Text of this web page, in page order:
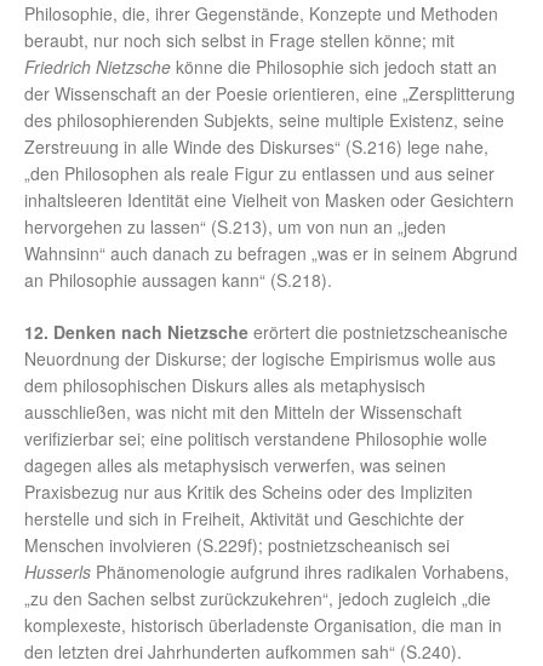
Philosophie, die, ihrer Gegenstände, Konzepte und Methoden
beraubt, nur noch sich selbst in Frage stellen könne; mit
Friedrich Nietzsche könne die Philosophie sich jedoch statt an
der Wissenschaft an der Poesie orientieren, eine „Zersplitterung
des philosophierenden Subjekts, seine multiple Existenz, seine
Zerstreuung in alle Winde des Diskurses“ (S.216) lege nahe,
„den Philosophen als reale Figur zu entlassen und aus seiner
inhaltsleeren Identität eine Vielheit von Masken oder Gesichtern
hervorgehen zu lassen“ (S.213), um von nun an „jeden
Wahnsinn“ auch danach zu befragen „was er in seinem Abgrund
an Philosophie aussagen kann“ (S.218).
12. Denken nach Nietzsche erörtert die postnietzscheanische
Neuordnung der Diskurse; der logische Empirismus wolle aus
dem philosophischen Diskurs alles als metaphysisch
ausschließen, was nicht mit den Mitteln der Wissenschaft
verifizierbar sei; eine politisch verstandene Philosophie wolle
dagegen alles als metaphysisch verwerfen, was seinen
Praxisbezug nur aus Kritik des Scheins oder des Impliziten
herstelle und sich in Freiheit, Aktivität und Geschichte der
Menschen involvieren (S.229f); postnietzscheanisch sei
Husserls Phänomenologie aufgrund ihres radikalen Vorhabens,
„zu den Sachen selbst zurückzukehren“, jedoch zugleich „die
komplexeste, historisch überladenste Organisation, die man in
den letzten drei Jahrhunderten aufkommen sah“ (S.240).